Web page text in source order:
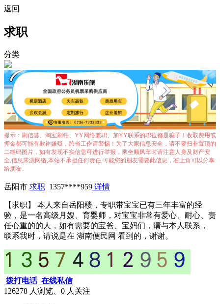
返回
求职
分类
提示：刷信誉、淘宝刷钻、YY网络兼职、加YY联系的职位都是骗子！收取费用或
押金都可能有欺诈嫌疑，跨省工作请警惕！为了大家信息安全，请不要扫非置顶的
二维码图片，如有发现不实信息可进行举报，乘坐顺风车时请注意人身及财产安
全,信息来源网络,本站不承担任何责任,可能您的朋友需要此信息，右上角可以分享
给朋友。
岳阳市 求职 1357****959 详情
【求职】 本人来自岳阳楼，专职带宝宝已有三年丰富的经
验，是一名高级月嫂、育婴师，对宝宝非常有爱心、耐心、责
任心重的的人，如有需要的宝爸、宝妈们，请与本人联系，
联系我时，请说是在 湖南便民网 看到的，谢谢。
拨打电话 在线私信
126278 人浏览、0 人关注